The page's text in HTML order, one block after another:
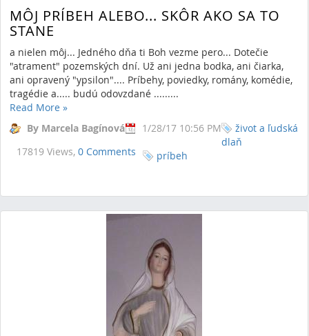
MÔJ PRÍBEH ALEBO... SKÔR AKO SA TO
STANE
a nielen môj... Jedného dňa ti Boh vezme pero... Dotečie
"atrament" pozemských dní. Už ani jedna bodka, ani čiarka,
ani opravený "ypsilon".... Príbehy, poviedky, romány, komédie,
tragédie a..... budú odovzdané .........
Read More »
By Marcela Bagínová
1/28/17 10:56 PM
17819 Views, 0 Comments
život a ľudská
dlaň
príbeh